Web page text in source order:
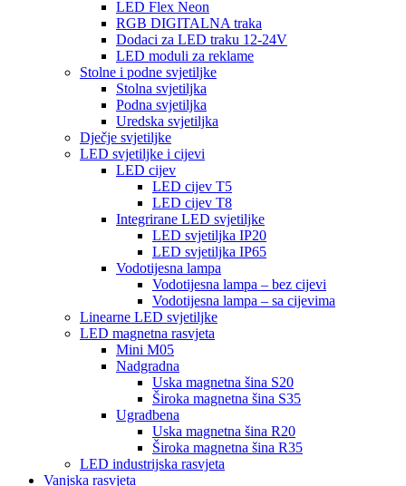
LED Flex Neon
RGB DIGITALNA traka
Dodaci za LED traku 12-24V
LED moduli za reklame
Stolne i podne svjetiljke
Stolna svjetiljka
Podna svjetiljka
Uredska svjetiljka
Dječje svjetiljke
LED svjetiljke i cijevi
LED cijev
LED cijev T5
LED cijev T8
Integrirane LED svjetiljke
LED svjetiljka IP20
LED svjetiljka IP65
Vodotijesna lampa
Vodotijesna lampa – bez cijevi
Vodotijesna lampa – sa cijevima
Linearne LED svjetiljke
LED magnetna rasvjeta
Mini M05
Nadgradna
Uska magnetna šina S20
Široka magnetna šina S35
Ugradbena
Uska magnetna šina R20
Široka magnetna šina R35
LED industrijska rasvjeta
Vanjska rasvjeta